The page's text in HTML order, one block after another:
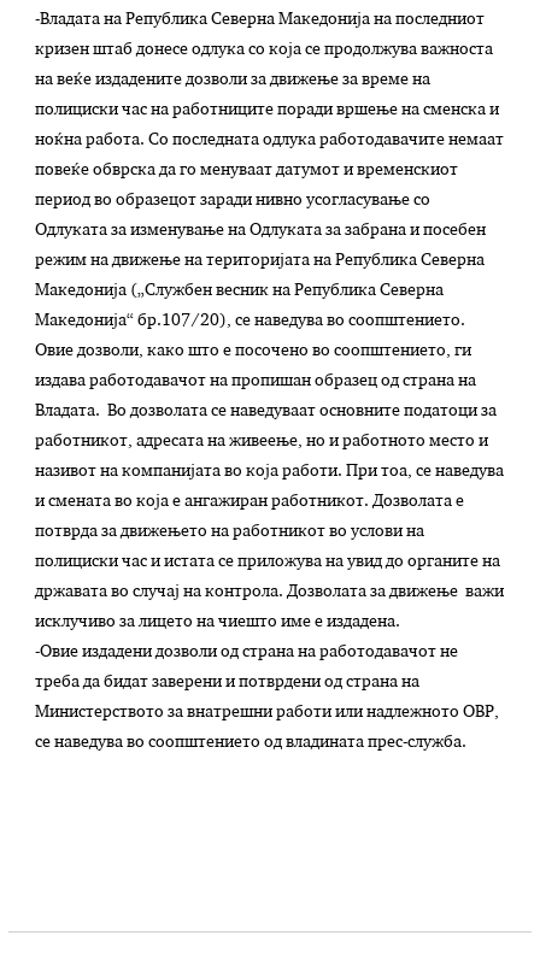
-Владата на Република Северна Македонија на последниот
кризен штаб донесе одлука со која се продолжува важноста
на веќе издадените дозволи за движење за време на
полициски час на работниците поради вршење на сменска и
ноќна работа. Со последната одлука работодавачите немаат
повеќе обврска да го менуваат датумот и временскиот
период во образецот заради нивно усогласување со
Одлуката за изменување на Одлуката за забрана и посебен
режим на движење на територијата на Република Северна
Македонија („Службен весник на Република Северна
Македонија“ бр.107/20), се наведува во соопштението.
Овие дозволи, како што е посочено во соопштението, ги
издава работодавачот на пропишан образец од страна на
Владата. Во дозволата се наведуваат основните податоци за
работникот, адресата на живеење, но и работното место и
називот на компанијата во која работи. При тоа, се наведува
и смената во која е ангажиран работникот. Дозволата е
потврда за движењето на работникот во услови на
полициски час и истата се приложува на увид до органите на
државата во случај на контрола. Дозволата за движење важи
исклучиво за лицето на чиешто име е издадена.
-Овие издадени дозволи од страна на работодавачот не
треба да бидат заверени и потврдени од страна на
Министерството за внатрешни работи или надлежното ОВР,
се наведува во соопштението од владината прес-служба.